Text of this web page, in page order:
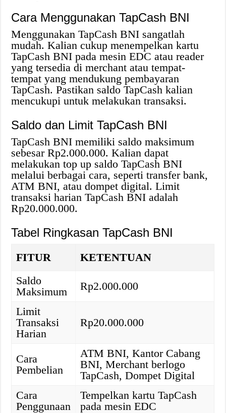
Cara Menggunakan TapCash BNI
Menggunakan TapCash BNI sangatlah
mudah. Kalian cukup menempelkan kartu
TapCash BNI pada mesin EDC atau reader
yang tersedia di merchant atau tempat-
tempat yang mendukung pembayaran
TapCash. Pastikan saldo TapCash kalian
mencukupi untuk melakukan transaksi.
Saldo dan Limit TapCash BNI
TapCash BNI memiliki saldo maksimum
sebesar Rp2.000.000. Kalian dapat
melakukan top up saldo TapCash BNI
melalui berbagai cara, seperti transfer bank,
ATM BNI, atau dompet digital. Limit
transaksi harian TapCash BNI adalah
Rp20.000.000.
Tabel Ringkasan TapCash BNI
FITUR
KETENTUAN
Saldo
Maksimum
Rp2.000.000
Limit
Transaksi
Harian
Rp20.000.000
Cara
Pembelian
ATM BNI, Kantor Cabang
BNI, Merchant berlogo
TapCash, Dompet Digital
Cara
Penggunaan
Tempelkan kartu TapCash
pada mesin EDC